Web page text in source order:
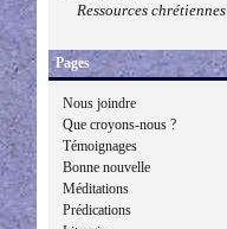
Ressources chrétiennes
Pages
Nous joindre
Que croyons-nous ?
Témoignages
Bonne nouvelle
Méditations
Prédications